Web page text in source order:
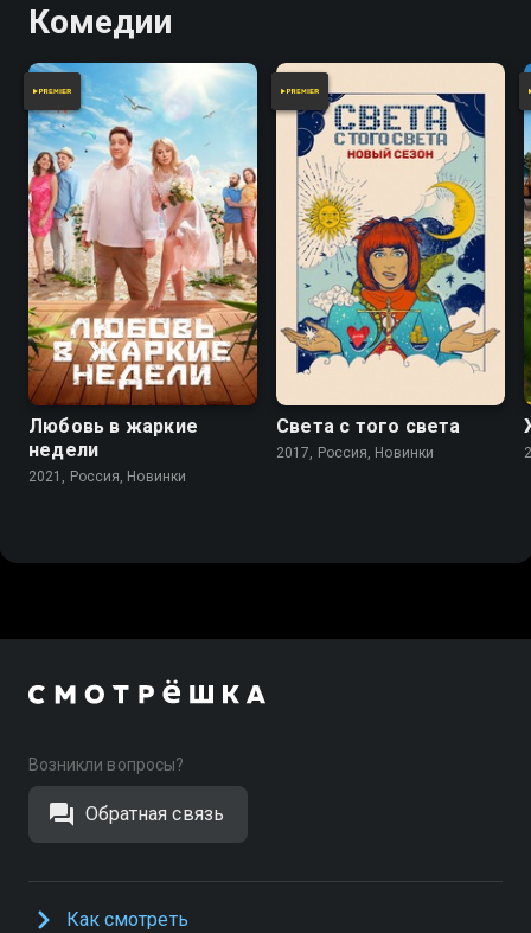
Комедии
Любовь в жаркие
недели
2021, Россия, Новинки
Света с того света
2017, Россия, Новинки
Возникли вопросы?
Обратная связь
Как смотреть